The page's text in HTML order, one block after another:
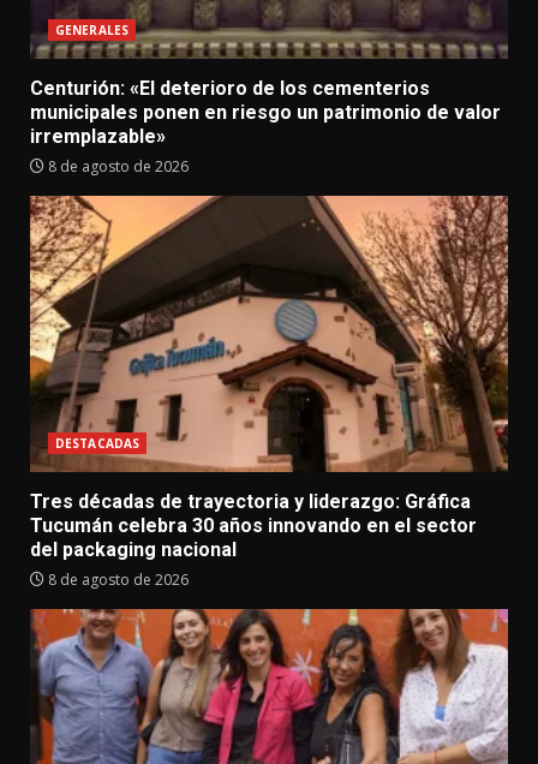
GENERALES
Centurión: «El deterioro de los cementerios
municipales ponen en riesgo un patrimonio de valor
irremplazable»
8 de agosto de 2026
DESTACADAS
Tres décadas de trayectoria y liderazgo: Gráfica
Tucumán celebra 30 años innovando en el sector
del packaging nacional
8 de agosto de 2026